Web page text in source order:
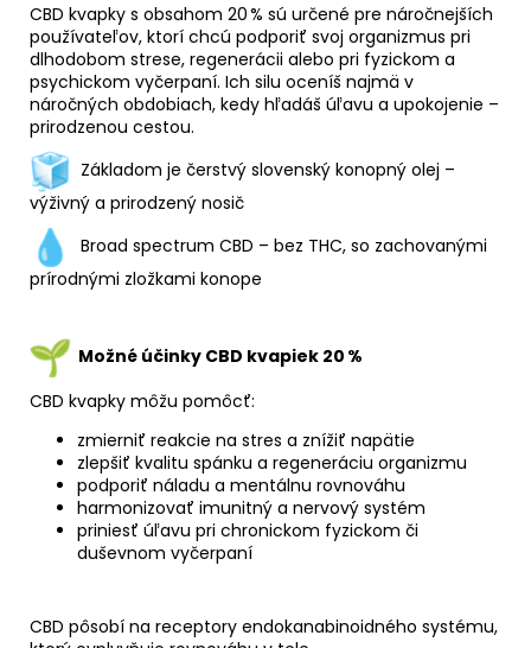
CBD kvapky s obsahom 20 % sú určené pre náročnejších
používateľov, ktorí chcú podporiť svoj organizmus pri
dlhodobom strese, regenerácii alebo pri fyzickom a
psychickom vyčerpaní. Ich silu oceníš najmä v
náročných obdobiach, kedy hľadáš úľavu a upokojenie –
prirodzenou cestou.
Základom je čerstvý slovenský konopný olej –
výživný a prirodzený nosič
Broad spectrum CBD – bez THC, so zachovanými
prírodnými zložkami konope
Možné účinky CBD kvapiek 20 %
CBD kvapky môžu pomôcť:
zmierniť reakcie na stres a znížiť napätie
zlepšiť kvalitu spánku a regeneráciu organizmu
podporiť náladu a mentálnu rovnováhu
harmonizovať imunitný a nervový systém
priniesť úľavu pri chronickom fyzickom či
duševnom vyčerpaní
CBD pôsobí na receptory endokanabinoidného systému,